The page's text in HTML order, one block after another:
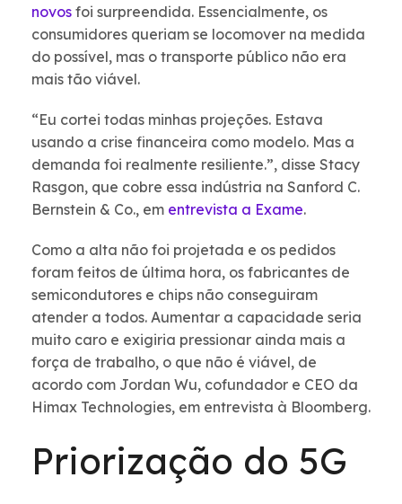
novos foi surpreendida. Essencialmente, os
consumidores queriam se locomover na medida
do possível, mas o transporte público não era
mais tão viável.
“Eu cortei todas minhas projeções. Estava
usando a crise financeira como modelo. Mas a
demanda foi realmente resiliente.”, disse Stacy
Rasgon, que cobre essa indústria na Sanford C.
Bernstein & Co., em entrevista a Exame.
Como a alta não foi projetada e os pedidos
foram feitos de última hora, os fabricantes de
semicondutores e chips não conseguiram
atender a todos. Aumentar a capacidade seria
muito caro e exigiria pressionar ainda mais a
força de trabalho, o que não é viável, de
acordo com Jordan Wu, cofundador e CEO da
Himax Technologies, em entrevista à Bloomberg.
Priorização do 5G